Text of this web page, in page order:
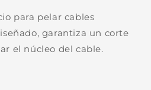
para pelar cables
garantiza un corte
el núcleo del cable.